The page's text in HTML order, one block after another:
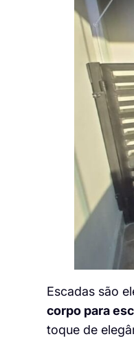
Escadas são
corpo para
toque de